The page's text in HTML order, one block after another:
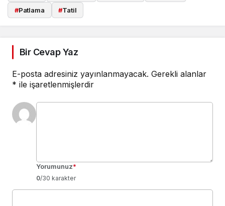
#Patlama #Tatil
Bir Cevap Yaz
E-posta adresiniz yayınlanmayacak. Gerekli alanlar
* ile işaretlenmişlerdir
Yorumunuz*
0/30 karakter